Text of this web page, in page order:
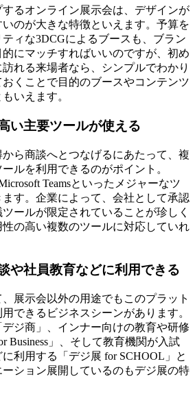
るオンライン展示会は、デザインが
のが大きな特徴といえます。予算を
ィな3DCGによるブースも、ブラン
にマッチすればいいのですが、 初め
れる来場者なら、シンプルでわかり
くことで目的のブースやコンテンツ
もいえます。
い主要ツールが使える
ら商談へとつなげるにあたって、複
ルを利用できるのがポイント。
Teamsといったメジャーなツ
す。 企業によって、会社として承認
ールが限定されていることが珍しく
の高い複数のツールに対応していれ
や社員教育などに利用できる
展示会以外の用途でもこのプラット
できるビジネスシーンがあります。
ジ商」、インナー向けの教育や研修
Business」、そして教育機関が入試
利用する「デジ展 for SCHOOL」
と
ション展開しているのもデジ展の特